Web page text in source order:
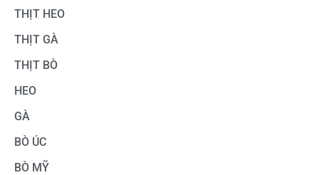
THỊT HEO
THỊT GÀ
THỊT BÒ
HEO
GÀ
BÒ ÚC
BÒ MỸ